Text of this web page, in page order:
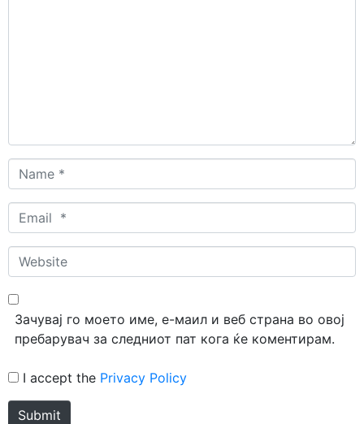
Name
*
Email
*
Website
Зачувај го моето име, е-маил и веб страна во овој
пребарувач за следниот пат кога ќе коментирам.
I accept the Privacy Policy
Submit